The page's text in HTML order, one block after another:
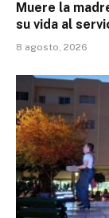
Muere la
su vida al
8 agosto, 2026